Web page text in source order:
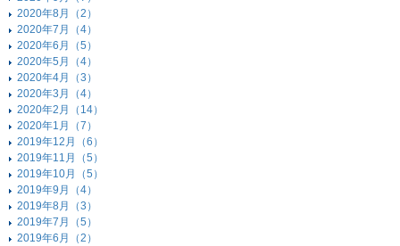
2020年8月（2）
2020年7月（4）
2020年6月（5）
2020年5月（4）
2020年4月（3）
2020年3月（4）
2020年2月（14）
2020年1月（7）
2019年12月（6）
2019年11月（5）
2019年10月（5）
2019年9月（4）
2019年8月（3）
2019年7月（5）
2019年6月（2）